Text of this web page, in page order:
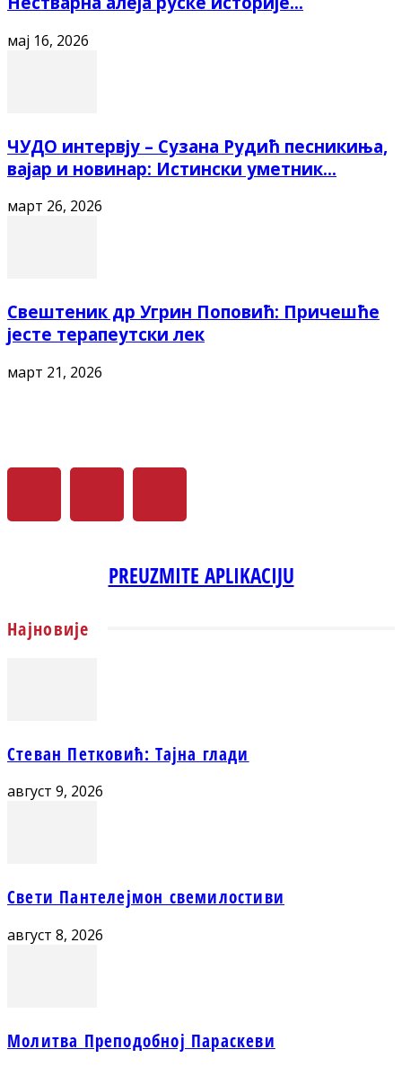
мај 16, 2026
ЧУДО интервју – Сузана Рудић песникиња,
вајар и новинар: Истински уметник...
март 26, 2026
Свештеник др Угрин Поповић: Причешће
јесте терапеутски лек
март 21, 2026
PREUZMITE APLIKACIJU
Најновије
Стеван Петковић: Тајна глади
август 9, 2026
Свети Пантелејмон свемилостиви
август 8, 2026
Молитва Преподобној Параскеви